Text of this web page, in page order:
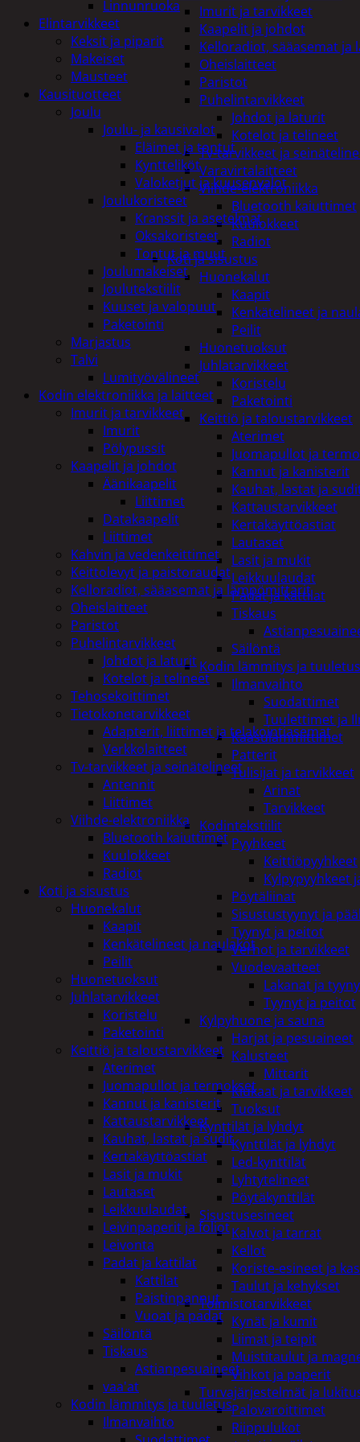
Imurit ja tarvikkeet
Kaapelit ja johdot
Kelloradiot, sääasemat
Oheislaitteet
Paristot
Puhelintarvikkeet
Johdot ja laturit
Kotelot ja telineet
Tv-tarvikkeet ja
Varavirtalaitteet
Viihde-elektroniikka
Bluetooth kaiuttimet
Kuulokkeet
Radiot
Koti ja sisustus
Huonekalut
Kaapit
Kenkätelineet ja
Peilit
Huonetuoksut
Juhlatarvikkeet
Koristelu
Paketointi
Keittiö ja taloustarvikkeet
Aterimet
Juomapullot ja
Kannut ja kanisterit
Kauhat, lastat ja
Kattaustarvikkeet
Kertakäyttöastiat
Lautaset
Lasit ja mukit
Leikkuulaudat
Padat ja kattilat
Tiskaus
Säilöntä
Kodin lämmitys ja tuuletus
Ilmanvaihto
Suodattimet
Tuulettimet ja
Kaasulämmittimet
Patterit
Tulisijat ja tarvikkeet
Arinat
Tarvikkeet
Kodintekstiilit
Pyyhkeet
Keittiöpyyhkeet
Kylpypyyhkeet
Pöytäliinat
Sisustustyynyt ja
Tyynyt ja peitot
Verhot ja tarvikkeet
Vuodevaatteet
Lakanat ja
Tyynyt ja peitot
Kylpyhuone ja sauna
Harjat ja pesuaineet
Kalusteet
Mittarit
Kiukaat ja tarvikkeet
Tuoksut
Kynttilät ja lyhdyt
Kynttilät ja lyhdyt
Led-kynttilät
Lyhtytelineet
Pöytäkynttilät
Sisustusesineet
Kalvot ja tarrat
Kellot
Koriste-esineet ja
Taulut ja kehykset
Toimistotarvikkeet
Kynät ja kumit
Liimat ja teipit
Muistitaulut ja
Vihkot ja paperit
Turvajärjestelmät ja
Palovaroittimet
Riippulukot
Linnunruoka
Elintarvikkeet
Keksit ja piparit
Makeiset
Mausteet
Kausituotteet
Joulu
Joulu- ja kausivalot
Eläimet ja tontut
Kyntteliköt
Valoketjut ja kuusenvalot
Joulukoristeet
Kranssit ja asetelmat
Oksakoristeet
Tontut ja muut
Joulumakeiset
Joulutekstiilit
Kuuset ja valopuut
Paketointi
Marjastus
Talvi
Lumityövälineet
Kodin elektroniikka ja laitteet
Imurit ja tarvikkeet
Imurit
Pölypussit
Kaapelit ja johdot
Äänikaapelit
Liittimet
Datakaapelit
Liittimet
Kahvin ja vedenkeittimet
Keittolevyt ja paistoraudat
Kelloradiot, sääasemat ja lämpömittarit
Oheislaitteet
Paristot
Puhelintarvikkeet
Johdot ja laturit
Kotelot ja telineet
Tehosekoittimet
Tietokonetarvikkeet
Adapterit, liittimet ja telakointiasemat
Verkkolaitteet
Tv-tarvikkeet ja seinätelineet
Antennit
Liittimet
Viihde-elektroniikka
Bluetooth kaiuttimet
Kuulokkeet
Radiot
Koti ja sisustus
Huonekalut
Kaapit
Kenkätelineet ja naulakot
Peilit
Huonetuoksut
Juhlatarvikkeet
Koristelu
Paketointi
Keittiö ja taloustarvikkeet
Aterimet
Juomapullot ja termokset
Kannut ja kanisterit
Kattaustarvikkeet
Kauhat, lastat ja sudit
Kertakäyttöastiat
Lasit ja mukit
Lautaset
Leikkuulaudat
Leivinpaperit ja foliot
Leivonta
Padat ja kattilat
Kattilat
Paistinpannut
Vuoat ja padat
Säilöntä
Tiskaus
Astianpesuaineet
vaa'at
Kodin lämmitys ja tuuletus
Ilmanvaihto